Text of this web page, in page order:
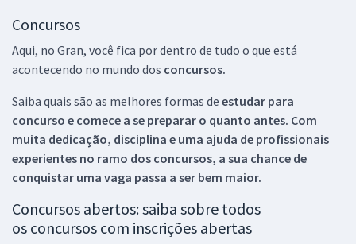
Concursos
Aqui, no Gran, você fica por dentro de tudo o que está
acontecendo no mundo dos concursos.
Saiba quais são as melhores formas de estudar para
concurso e comece a se preparar o quanto antes. Com
muita dedicação, disciplina e uma ajuda de profissionais
experientes no ramo dos concursos, a sua chance de
conquistar uma vaga passa a ser bem maior.
Concursos abertos: saiba sobre todos
os concursos com inscrições abertas